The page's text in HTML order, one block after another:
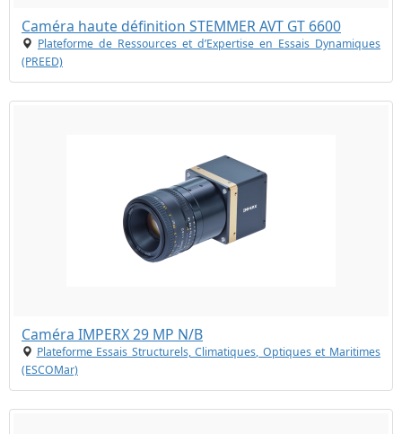
Caméra haute définition STEMMER AVT GT 6600
Plateforme de Ressources et d’Expertise en Essais Dynamiques
(PREED)
Caméra IMPERX 29 MP N/B
Plateforme Essais Structurels, Climatiques, Optiques et Maritimes
(ESCOMar)